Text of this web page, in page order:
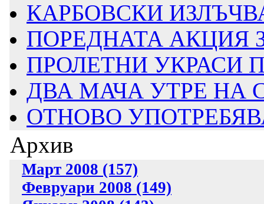
КАРБОВСКИ
ПОРЕДНАТА АКЦИЯ
ПРОЛЕТНИ УКРАСИ
ДВА МАЧА УТРЕ НА
ОТНОВО
Архив
Март 2008 (157)
Февруари 2008 (149)